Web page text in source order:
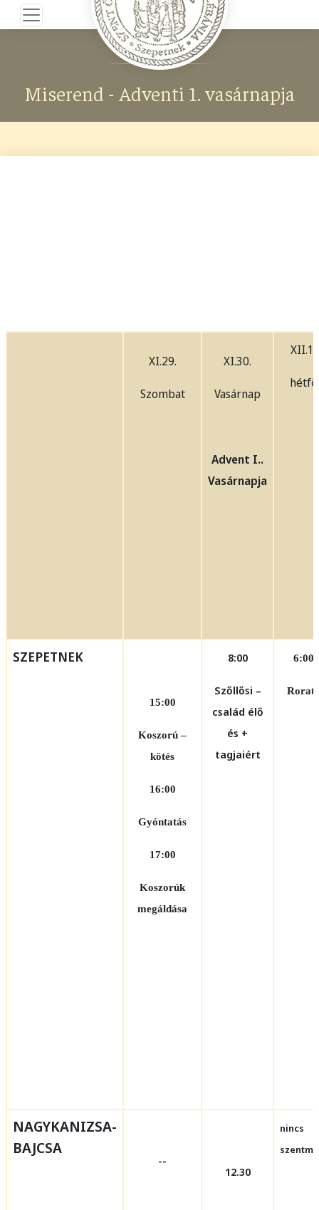
Miserend - Adventi 1. vasárnapja
XI.29.
Szombat
XI.30.
Vasárnap
Advent I..
Vasárnapja
XII.1.
hétfő
SZEPETNEK
15:00
Koszorú –
kötés
16:00
Gyóntatás
17:00
Koszorúk
megáldása
8:00
Szőllősi –
család élő
és +
tagjaiért
6:00
Rorate
NAGYKANIZSA-
BAJCSA
--
12.30
nincs